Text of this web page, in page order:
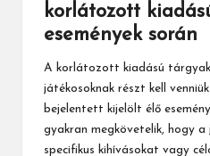
korlátozott
események során
A korlátozott kiadású tárgyak
játékosoknak részt kell
bejelentett kijelölt élő
gyakran megkövetelik, hogy a
specifikus kihívásokat vagy